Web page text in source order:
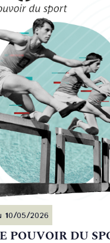
10/05/2026
POUVOIR DU